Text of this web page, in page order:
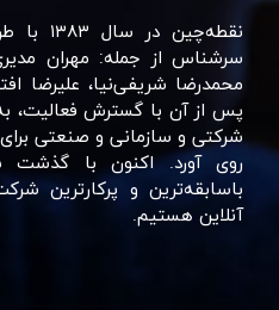
سرشناس از جمله: مهران
محمدرضا شریفی‌نیا، علیرضا
پس از آن با گسترش فعالیت،
شرکتی و سازمانی و صنعتی
باسابقه‌ترین و پرکارترین
آنلاین هستیم.